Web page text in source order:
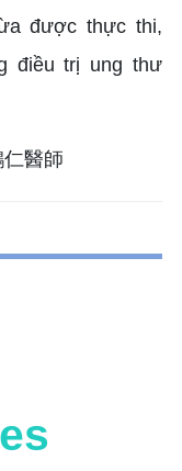
được thực thi,
điều trị ung thư